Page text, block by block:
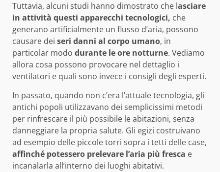
Tuttavia, alcuni studi hanno dimostrato che lasciare
in attività questi apparecchi tecnologici, che
generano artificialmente un flusso d’aria, possono
causare dei seri danni al corpo umano, in
particolar modo durante le ore notturne. Vediamo
allora cosa possono provocare nel dettaglio i
ventilatori e quali sono invece i consigli degli esperti.
In passato, quando non c’era l’attuale tecnologia, gli
antichi popoli utilizzavano dei semplicissimi metodi
per rinfrescare il più possibile le abitazioni, senza
danneggiare la propria salute. Gli egizi costruivano
ad esempio delle piccole torri sopra i tetti delle case,
affinché potessero prelevare l’aria più fresca e
incanalarla all’interno dei luoghi abitativi.